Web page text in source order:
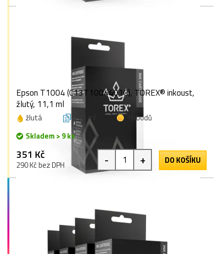
Epson T1004 (C13T10044010), TOREX® inkoust,
žlutý, 11,1 ml
žlutá 11,1 ml
18 bodů
Skladem > 9 ks
351 Kč
290 Kč bez DPH - + DO KOŠÍKU